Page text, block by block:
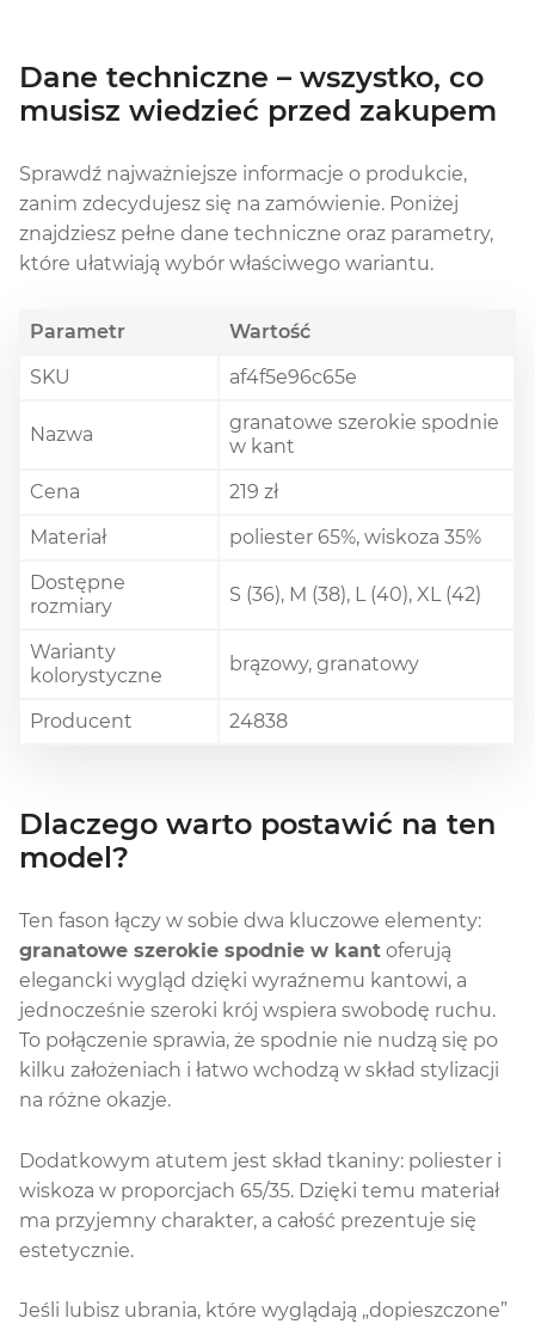
Dane techniczne – wszystko, co
musisz wiedzieć przed zakupem
Sprawdź najważniejsze informacje o produkcie,
zanim zdecydujesz się na zamówienie. Poniżej
znajdziesz pełne dane techniczne oraz parametry,
które ułatwiają wybór właściwego wariantu.
Parametr
Wartość
SKU
af4f5e96c65e
Nazwa
granatowe szerokie spodnie
w kant
Cena
219 zł
Materiał
poliester 65%, wiskoza 35%
Dostępne
rozmiary
S (36), M (38), L (40), XL (42)
Warianty
kolorystyczne
brązowy, granatowy
Producent 24838
Dlaczego warto postawić na ten
model?
Ten fason łączy w sobie dwa kluczowe elementy:
granatowe szerokie spodnie w kant oferują
elegancki wygląd dzięki wyraźnemu kantowi, a
jednocześnie szeroki krój wspiera swobodę ruchu.
To połączenie sprawia, że spodnie nie nudzą się po
kilku założeniach i łatwo wchodzą w skład stylizacji
na różne okazje.
Dodatkowym atutem jest skład tkaniny: poliester i
wiskoza w proporcjach 65/35. Dzięki temu materiał
ma przyjemny charakter, a całość prezentuje się
estetycznie.
Jeśli lubisz ubrania, które wyglądają „dopieszczone”